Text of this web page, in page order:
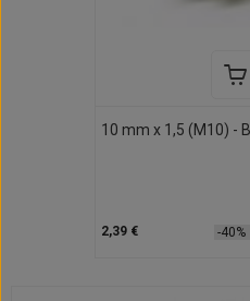
10 mm x 1,5 (M10) -
2,39 € -40%